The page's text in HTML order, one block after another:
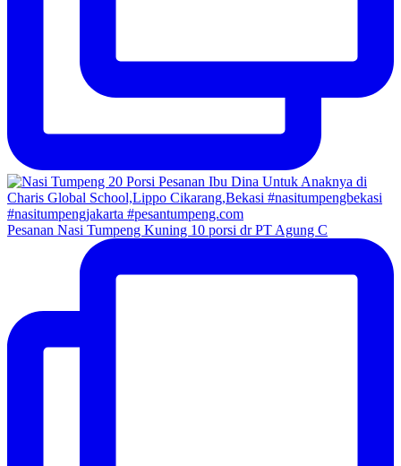
Pesanan Nasi Tumpeng Kuning 10 porsi dr PT Agung C